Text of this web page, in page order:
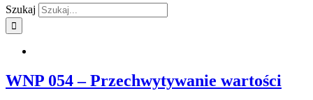
Szukaj
WNP 054 – Przechwytywanie wartości